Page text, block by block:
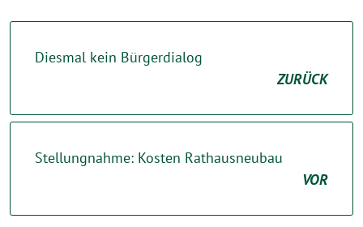
Diesmal kein Bürgerdialog
ZURÜCK
Stellungnahme: Kosten Rathausneubau
VOR